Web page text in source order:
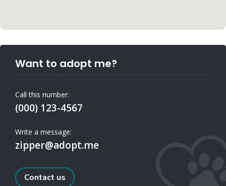
Want to adopt me?
Call this number:
(000) 123-4567
Write a message:
zipper@adopt.me
Contact us